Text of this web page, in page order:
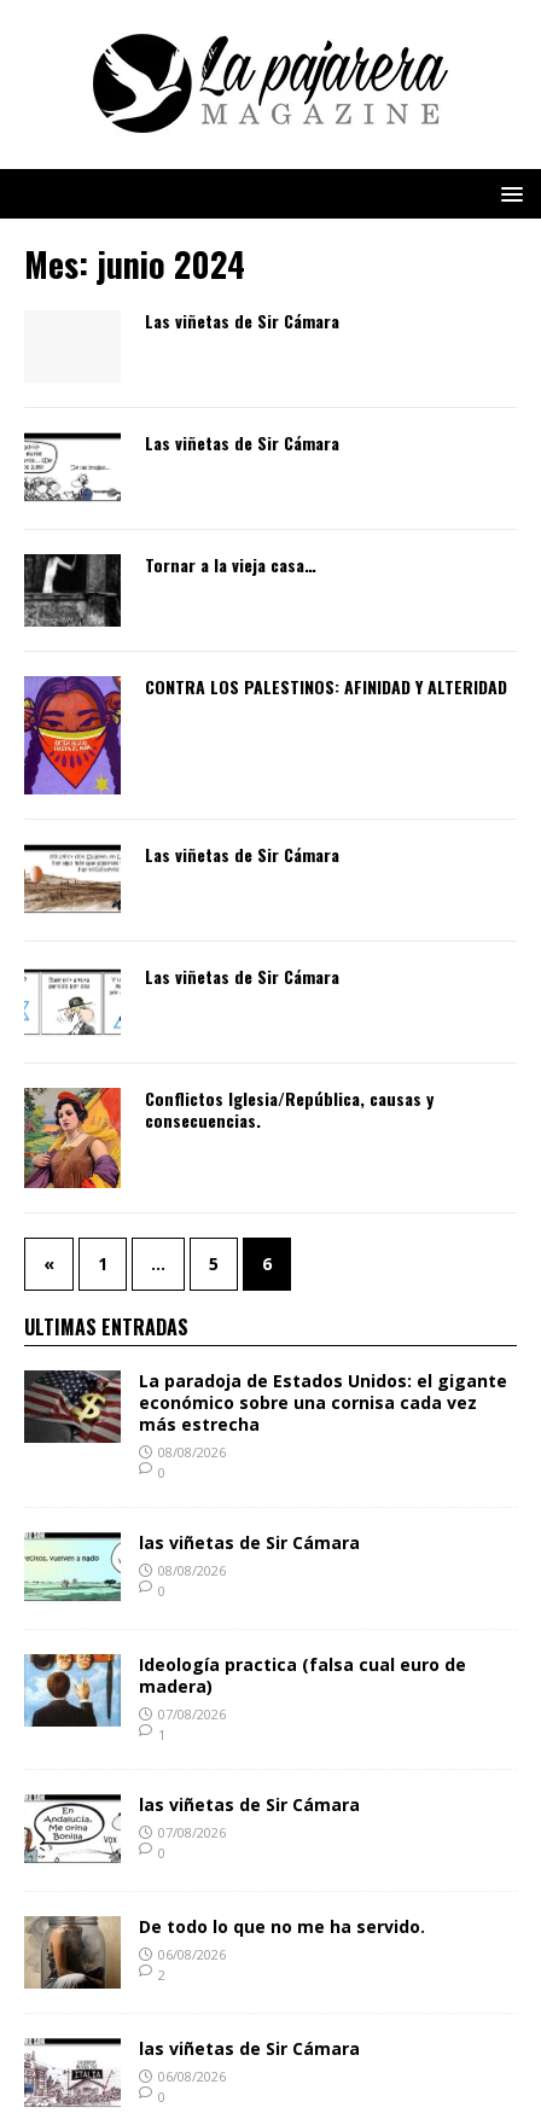
Mes: junio 2024
Las viñetas de Sir Cámara
Las viñetas de Sir Cámara
Tornar a la vieja casa…
CONTRA LOS PALESTINOS: AFINIDAD Y ALTERIDAD
Las viñetas de Sir Cámara
Las viñetas de Sir Cámara
Conflictos Iglesia/República, causas y
consecuencias.
« 1 … 5 6
ULTIMAS ENTRADAS
La paradoja de Estados Unidos: el gigante
económico sobre una cornisa cada vez
más estrecha
08/08/2026
0
las viñetas de Sir Cámara
08/08/2026
0
Ideología practica (falsa cual euro de
madera)
07/08/2026
1
las viñetas de Sir Cámara
07/08/2026
0
De todo lo que no me ha servido.
06/08/2026
2
las viñetas de Sir Cámara
06/08/2026
0